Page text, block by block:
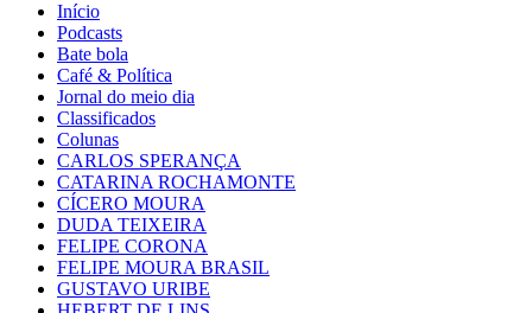
Início
Podcasts
Bate bola
Café & Política
Jornal do meio dia
Classificados
Colunas
CARLOS SPERANÇA
CATARINA ROCHAMONTE
CÍCERO MOURA
DUDA TEIXEIRA
FELIPE CORONA
FELIPE MOURA BRASIL
GUSTAVO URIBE